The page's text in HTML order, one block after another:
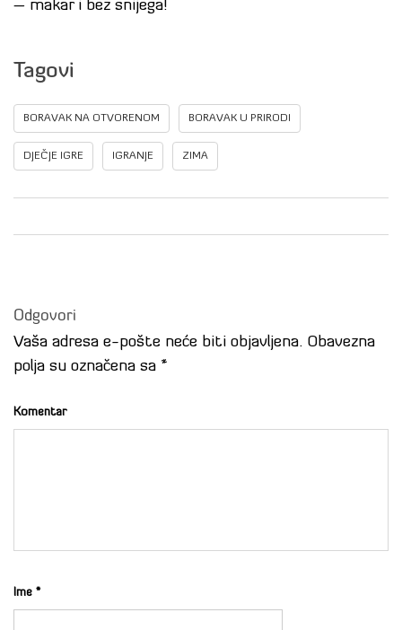
– makar i bez snijega!
Tagovi
BORAVAK NA OTVORENOM BORAVAK U PRIRODI
DJEČJE IGRE IGRANJE ZIMA
Odgovori
Vaša adresa e-pošte neće biti objavljena. Obavezna
polja su označena sa *
Komentar
Ime *